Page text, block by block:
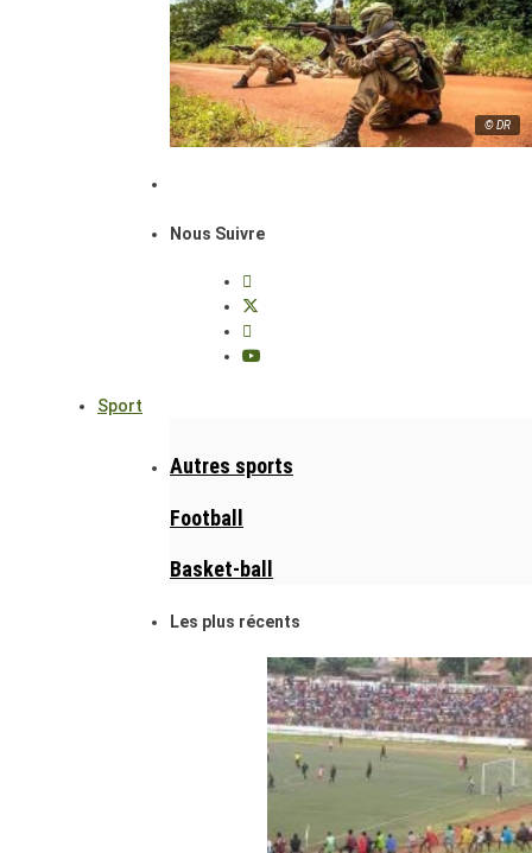
© DR
Nous Suivre
Sport
Autres sports
Football
Basket-ball
Les plus récents